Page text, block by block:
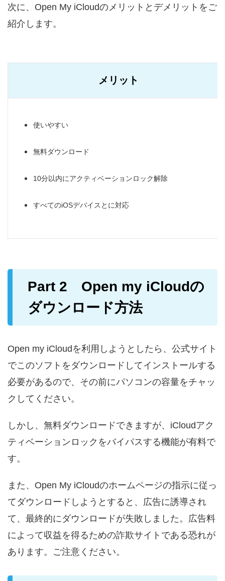
次に、Open My iCloudのメリットとデメリットをご
紹介します。
メリット
使いやすい
無料ダウンロード
10分以内にアクティベーションロック解除
すべてのiOSデバイスとに対応
Part 2 Open my iCloudの
ダウンロード方法
Open my iCloudを利用しようとしたら、公式サイト
でこのソフトをダウンロードしてインストールする
必要があるので、その前にパソコンの容量をチャッ
クしてください。
しかし、無料ダウンロードできますが、iCloudアク
ティベーションロックをバイパスする機能が有料で
す。
また、Open My iCloudのホームページの指示に従っ
てダウンロードしようとすると、広告に誘導され
て、最終的にダウンロードが失敗しました。広告料
によって収益を得るための詐欺サイトである恐れが
あります。ご注意ください。